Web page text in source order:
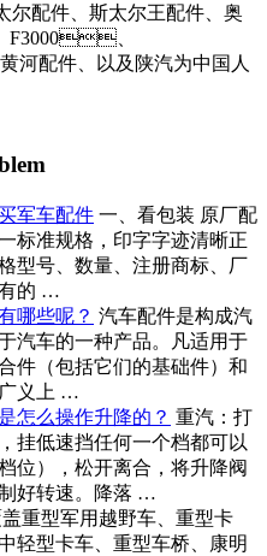
件、斯太尔王配件、奥
、F3000、
配件、以及陕汽为中国人
军车配件 一、看包装 原厂配
标准规格，印字字迹清晰正
号、数量、注册商标、厂
有的 …
些呢？ 汽车配件是构成汽
车的一种产品。凡适用于
组合件（包括它们的基础件）和
广义上 …
么操作升降的？ 重汽：打
，挂低速挡任何一个档都可以
），松开离合，将升降阀
好转速。降落 …
重型军用越野车、重型卡
中轻型卡车、重型车桥、康明